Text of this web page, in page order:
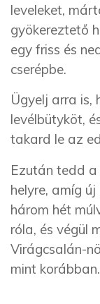
leveleket,
gyökereztető
egy friss és
cserépbe.
Ügyelj arra is,
levélbütyköt,
takard le az
Ezután tedd a
helyre, amíg
három hét
róla, és végül
Virágcsalán-
mint korábban.